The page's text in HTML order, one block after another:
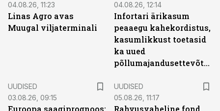
04.08.26, 11:23
Linas Agro avas
Muugal viljaterminali
04.08.26, 12:14
Infortari ärikasum
peaaegu kahekordistus,
kasumlikkust toetasid
ka uued
põllumajandusettevõtted
UUDISED
03.08.26, 09:15
Euroopa saagiprognoos:
UUDISED
05.08.26, 11:17
Rahvusvaheline fond